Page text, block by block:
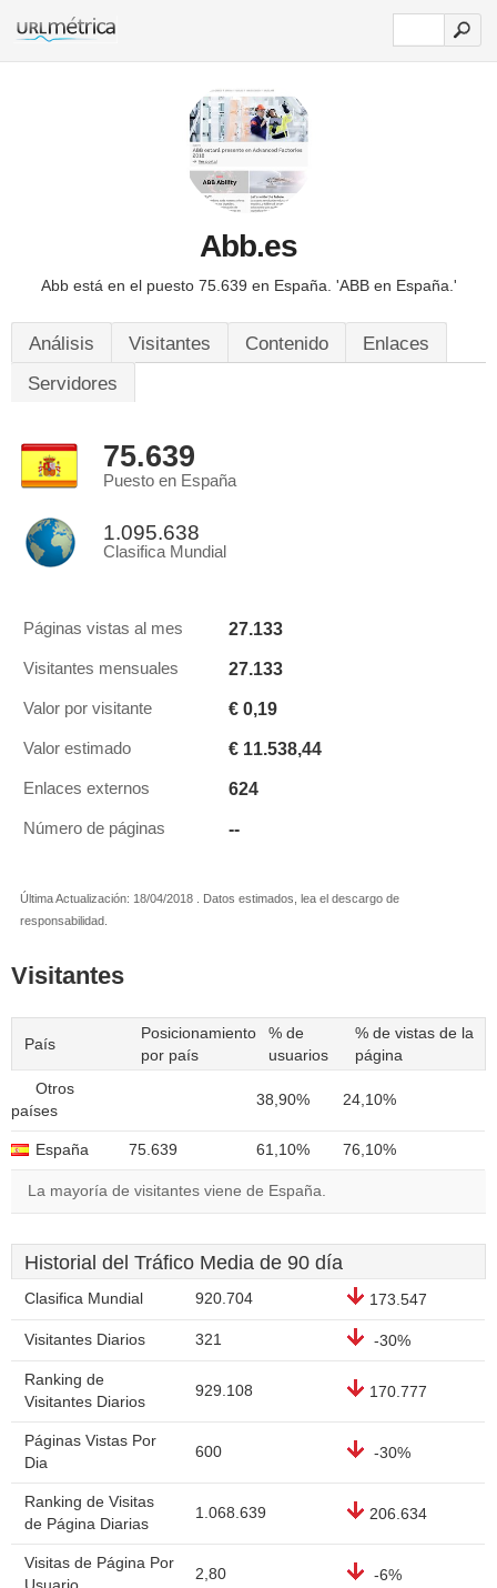
Abb.es
Abb está en el puesto 75.639 en España. 'ABB en España.'
Análisis Visitantes Contenido
Enlaces
Servidores
75.639
Puesto en España
1.095.638
Clasifica Mundial
Páginas vistas al mes 27.133
Visitantes mensuales 27.133
Valor por visitante € 0,19
Valor estimado € 11.538,44
Enlaces externos 624
Número de páginas --
Última Actualización: 18/04/2018 . Datos estimados, lea el descargo de
responsabilidad.
Visitantes
País
Posicionamiento
por país
% de
usuarios
% de vistas de la
página
Otros
países
38,90% 24,10%
España 75.639 61,10% 76,10%
La mayoría de visitantes viene de España.
Historial del Tráfico Media de 90 día
Clasifica Mundial 920.704 173.547
Visitantes Diarios 321 -30%
Ranking de
Visitantes Diarios
929.108 170.777
Páginas Vistas Por
Dia
600 -30%
Ranking de Visitas
de Página Diarias
1.068.639 206.634
Visitas de Página Por
2,80 -6%